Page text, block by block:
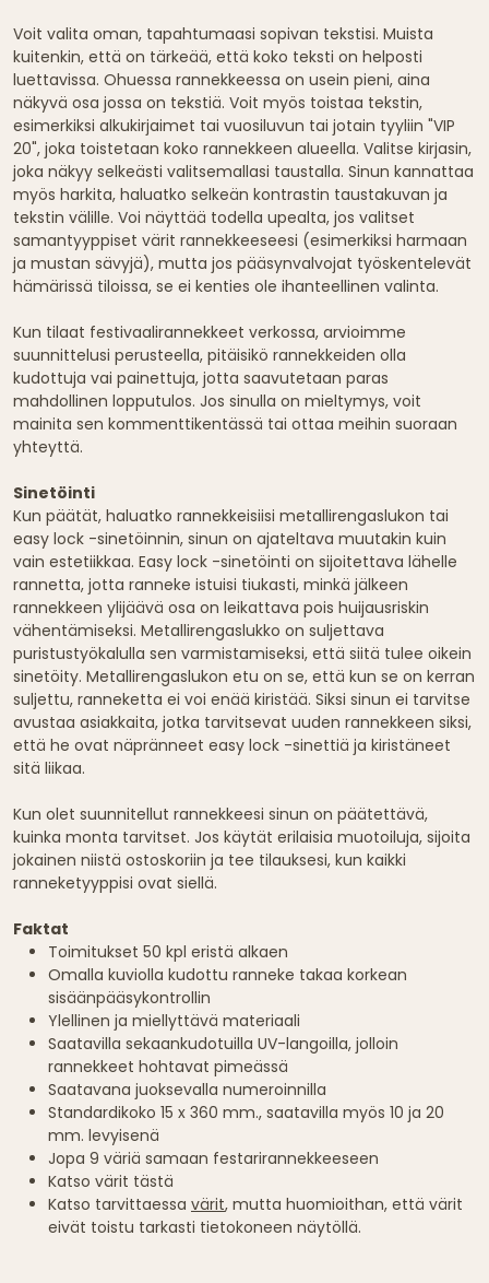
Voit valita oman, tapahtumaasi sopivan tekstisi. Muista
kuitenkin, että on tärkeää, että koko teksti on helposti
luettavissa. Ohuessa rannekkeessa on usein pieni, aina
näkyvä osa jossa on tekstiä. Voit myös toistaa tekstin,
esimerkiksi alkukirjaimet tai vuosiluvun tai jotain tyyliin "VIP
20", joka toistetaan koko rannekkeen alueella. Valitse kirjasin,
joka näkyy selkeästi valitsemallasi taustalla. Sinun kannattaa
myös harkita, haluatko selkeän kontrastin taustakuvan ja
tekstin välille. Voi näyttää todella upealta, jos valitset
samantyyppiset värit rannekkeeseesi (esimerkiksi harmaan
ja mustan sävyjä), mutta jos pääsynvalvojat työskentelevät
hämärissä tiloissa, se ei kenties ole ihanteellinen valinta.
Kun tilaat festivaalirannekkeet verkossa, arvioimme
suunnittelusi perusteella, pitäisikö rannekkeiden olla
kudottuja vai painettuja, jotta saavutetaan paras
mahdollinen lopputulos. Jos sinulla on mieltymys, voit
mainita sen kommenttikentässä tai ottaa meihin suoraan
yhteyttä.
Sinetöinti
Kun päätät, haluatko rannekkeisiisi metallirengaslukon tai
easy lock -sinetöinnin, sinun on ajateltava muutakin kuin
vain estetiikkaa. Easy lock -sinetöinti on sijoitettava lähelle
rannetta, jotta ranneke istuisi tiukasti, minkä jälkeen
rannekkeen ylijäävä osa on leikattava pois huijausriskin
vähentämiseksi. Metallirengaslukko on suljettava
puristustyökalulla sen varmistamiseksi, että siitä tulee oikein
sinetöity. Metallirengaslukon etu on se, että kun se on kerran
suljettu, ranneketta ei voi enää kiristää. Siksi sinun ei tarvitse
avustaa asiakkaita, jotka tarvitsevat uuden rannekkeen siksi,
että he ovat näpränneet easy lock -sinettiä ja kiristäneet
sitä liikaa.
Kun olet suunnitellut rannekkeesi sinun on päätettävä,
kuinka monta tarvitset. Jos käytät erilaisia muotoiluja, sijoita
jokainen niistä ostoskoriin ja tee tilauksesi, kun kaikki
ranneketyyppisi ovat siellä.
Faktat
Toimitukset 50 kpl eristä alkaen
Omalla kuviolla kudottu ranneke takaa korkean
sisäänpääsykontrollin
Ylellinen ja miellyttävä materiaali
Saatavilla sekaankudotuilla UV-langoilla, jolloin
rannekkeet hohtavat pimeässä
Saatavana juoksevalla numeroinnilla
Standardikoko 15 x 360 mm., saatavilla myös 10 ja 20
mm. levyisenä
Jopa 9 väriä samaan festarirannekkeeseen
Katso värit tästä
Katso tarvittaessa värit, mutta huomioithan, että värit
eivät toistu tarkasti tietokoneen näytöllä.